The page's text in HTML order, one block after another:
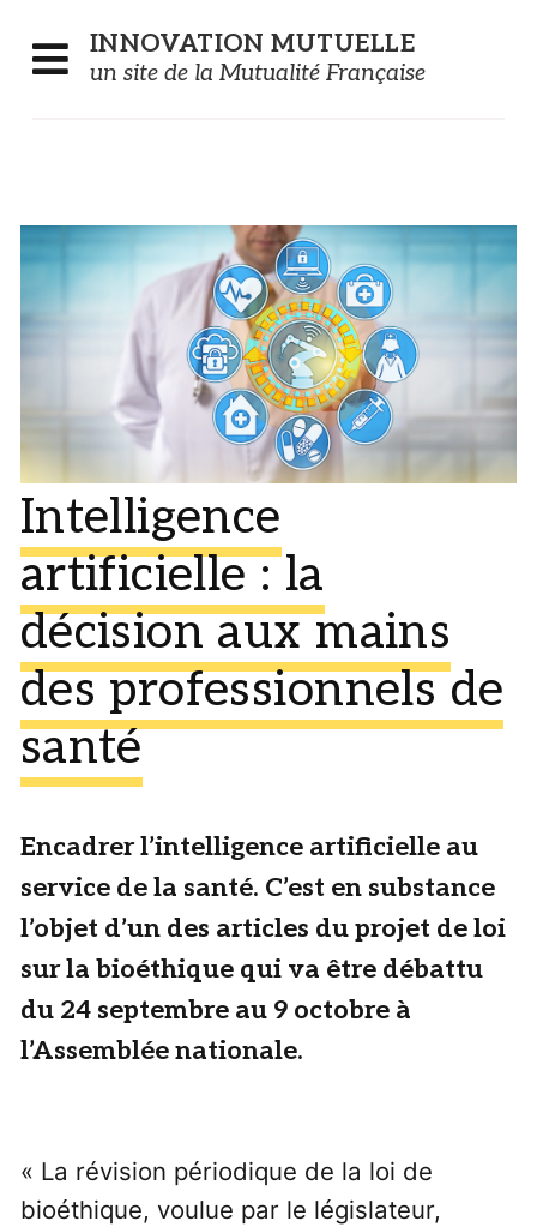
INNOVATION MUTUELLE
un site de la Mutualité Française
Intelligence
artificielle : la
décision aux mains
des professionnels de
santé
Encadrer l’intelligence artificielle au
service de la santé. C’est en substance
l’objet d’un des articles du projet de loi
sur la bioéthique qui va être débattu
du 24 septembre au 9 octobre à
l’Assemblée nationale.
« La révision périodique de la loi de
bioéthique, voulue par le législateur,